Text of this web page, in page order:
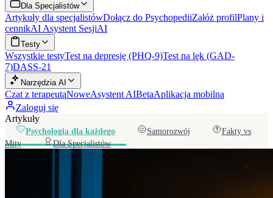
Dla Specjalistów
Artykuły dla specjalistówDołącz do PsychopediiZałóż profilPlany i
cennikAI Asystent SesjiAI
Testy
Wszystkie testyTest na depresję (PHQ-9)Test na lęk (GAD-
7)DASS-21
Narzędzia AI
Czat z terapeutąNoweAsystent AIBetaAplikacja mobilna
Zaloguj się
Artykuły
Psychologia dla każdego Samorozwój
Fakty vs
Mity
Dla Specjalistów